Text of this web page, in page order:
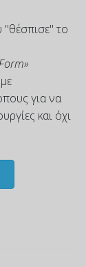
"θέσπισε" το
για να
και όχι